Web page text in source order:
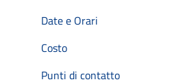
Date e Orari
Costo
Punti di contatto